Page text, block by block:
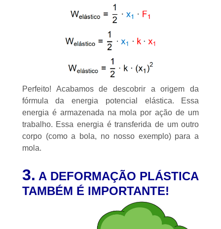
Perfeito! Acabamos de descobrir a origem da
fórmula da energia potencial elástica. Essa
energia é armazenada na mola por ação de um
trabalho. Essa energia é transferida de um outro
corpo (como a bola, no nosso exemplo) para a
mola.
3. A DEFORMAÇÃO PLÁSTICA
TAMBÉM É IMPORTANTE!